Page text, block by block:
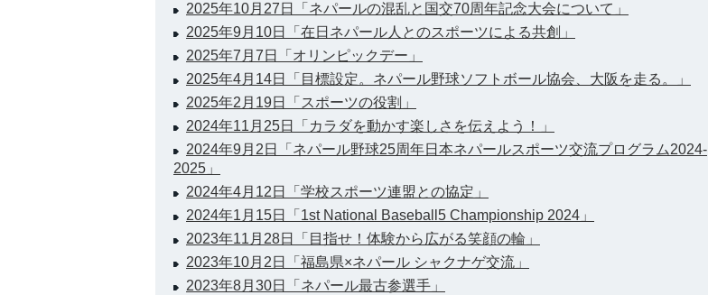
2025年10月27日「ネパールの混乱と国交70周年記念大会について」
2025年9月10日「在日ネパール人とのスポーツによる共創」
2025年7月7日「オリンピックデー」
2025年4月14日「目標設定。ネパール野球ソフトボール協会、大阪を走る。」
2025年2月19日「スポーツの役割」
2024年11月25日「カラダを動かす楽しさを伝えよう！」
2024年9月2日「ネパール野球25周年日本ネパールスポーツ交流プログラム2024-
2025」
2024年4月12日「学校スポーツ連盟との協定」
2024年1月15日「1st National Baseball5 Championship 2024」
2023年11月28日「目指せ！体験から広がる笑顔の輪」
2023年10月2日「福島県×ネパール シャクナゲ交流」
2023年8月30日「ネパール最古参選手」